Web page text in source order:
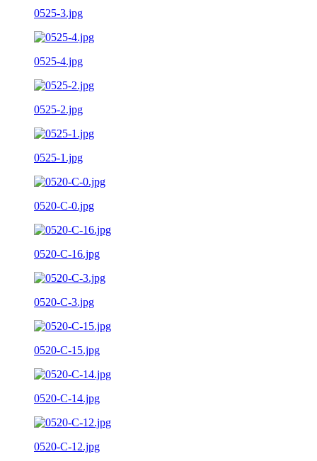
0525-3.jpg
0525-4.jpg
0525-2.jpg
0525-1.jpg
0520-C-0.jpg
0520-C-16.jpg
0520-C-3.jpg
0520-C-15.jpg
0520-C-14.jpg
0520-C-12.jpg